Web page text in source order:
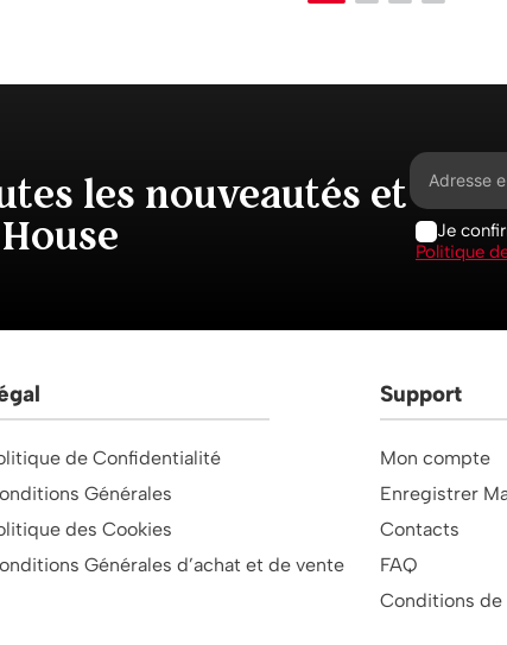
les nouveautés et
Je
Politique
de Confidentialité
Générales
des Cookies
Générales d’achat et de vente
Support
Mon compte
Enregistrer
Contacts
FAQ
Conditions de